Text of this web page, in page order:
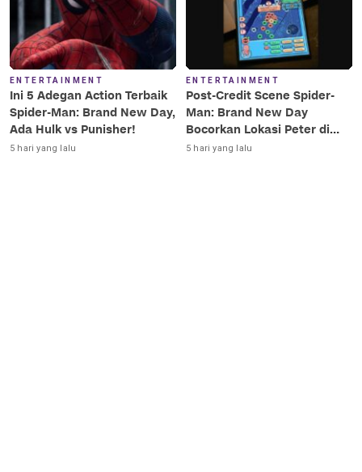
ENTERTAINMENT
Ini 5 Adegan Action Terbaik
Spider-Man: Brand New Day,
Ada Hulk vs Punisher!
5 hari yang lalu
ENTERTAINMENT
Post-Credit Scene Spider-
Man: Brand New Day
Bocorkan Lokasi Peter di
Luar Angkasa!
5 hari yang lalu